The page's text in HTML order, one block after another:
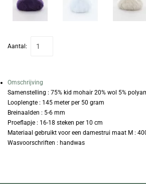
Aantal:
Omschrijving
Samenstelling : 75% kid mohair 20% wol 5%
Looplengte : 145 meter per 50 gram
Breinaalden : 5-6 mm
Proeflapje : 16-18 steken per 10 cm
Materiaal gebruikt voor een damestrui maat M :
Wasvoorschriften : handwas